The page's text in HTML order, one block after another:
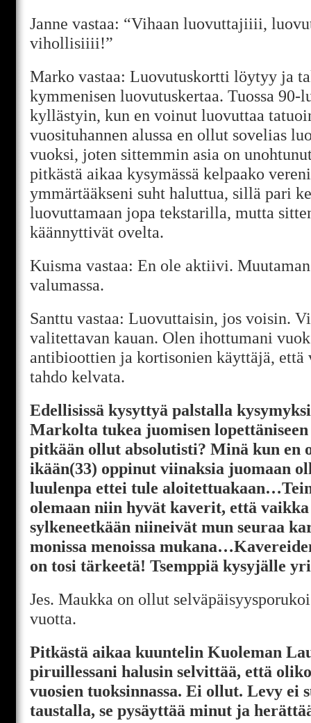
Janne vastaa: “Vihaan luovuttajiiii,
vihollisiiii!”
Marko vastaa: Luovutuskortti löytyy ja
kymmenisen luovutuskertaa. Tuossa 90-
kyllästyin, kun en voinut luovuttaa
vuosituhannen alussa en ollut sovelias
vuoksi, joten sittemmin asia on
pitkästä aikaa kysymässä kelpaako
ymmärtääkseni suht haluttua, sillä pari
luovuttamaan jopa tekstarilla, mutta
käännyttivät ovelta.
Kuisma vastaa: En ole aktiivi.
valumassa.
Santtu vastaa: Luovuttaisin, jos voisin.
valitettavan kauan. Olen ihottumani
antibioottien ja kortisonien käyttäjä, että
tahdo kelvata.
Edellisissä kysyttyä palstalla
Markolta tukea juomisen
pitkään ollut absolutisti? Minä kun en
ikään(33) oppinut viinaksia juomaan
luulenpa ettei tule
olemaan niin hyvät kaverit, että
sylkeneetkään niineivät mun seuraa
monissa menoissa
on tosi tärkeetä! Tsemppiä kysyjälle
Jes. Maukka on ollut
vuotta.
Pitkästä aikaa kuuntelin Kuoleman
piruillessani halusin selvittää, että
vuosien tuoksinnassa. Ei ollut. Levy ei
taustalla, se pysäyttää minut ja